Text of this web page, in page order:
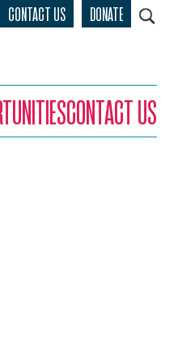
CONTACT US DONATE
CONTACT US